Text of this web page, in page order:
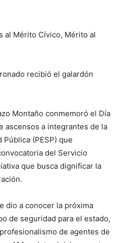
al Mérito Cívico, Mérito al
recibió el galardón
Montaño conmemoró el Día
ascensos a integrantes de la
(PESP) que
del Servicio
que busca dignificar la
dio a conocer la próxima
de seguridad para el estado,
de agentes de